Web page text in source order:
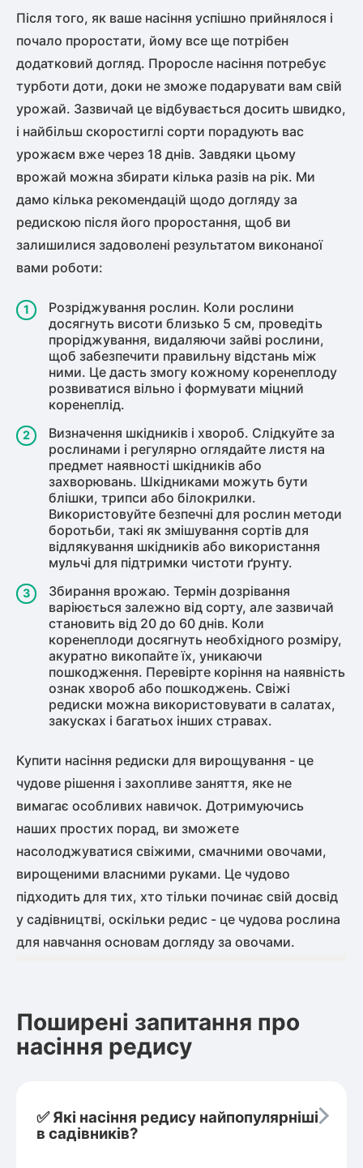
Після того, як ваше насіння успішно прийнялося і
почало проростати, йому все ще потрібен
додатковий догляд. Проросле насіння потребує
турботи доти, доки не зможе подарувати вам свій
урожай. Зазвичай це відбувається досить швидко,
і найбільш скоростиглі сорти порадують вас
урожаєм вже через 18 днів. Завдяки цьому
врожай можна збирати кілька разів на рік. Ми
дамо кілька рекомендацій щодо догляду за
редискою після його проростання, щоб ви
залишилися задоволені результатом виконаної
вами роботи:
Розріджування рослин. Коли рослини
досягнуть висоти близько 5 см, проведіть
проріджування, видаляючи зайві рослини,
щоб забезпечити правильну відстань між
ними. Це дасть змогу кожному коренеплоду
розвиватися вільно і формувати міцний
коренеплід.
Визначення шкідників і хвороб. Слідкуйте за
рослинами і регулярно оглядайте листя на
предмет наявності шкідників або
захворювань. Шкідниками можуть бути
блішки, трипси або білокрилки.
Використовуйте безпечні для рослин методи
боротьби, такі як змішування сортів для
відлякування шкідників або використання
мульчі для підтримки чистоти ґрунту.
Збирання врожаю. Термін дозрівання
варіюється залежно від сорту, але зазвичай
становить від 20 до 60 днів. Коли
коренеплоди досягнуть необхідного розміру,
акуратно викопайте їх, уникаючи
пошкодження. Перевірте коріння на наявність
ознак хвороб або пошкоджень. Свіжі
редиски можна використовувати в салатах,
закусках і багатьох інших стравах.
Купити насіння редиски для вирощування - це
чудове рішення і захопливе заняття, яке не
вимагає особливих навичок. Дотримуючись
наших простих порад, ви зможете
насолоджуватися свіжими, смачними овочами,
вирощеними власними руками. Це чудово
підходить для тих, хто тільки починає свій досвід
у садівництві, оскільки редис - це чудова рослина
для навчання основам догляду за овочами.
Поширені запитання про
насіння редису
✅ Які насіння редису найпопулярніші
в садівників?